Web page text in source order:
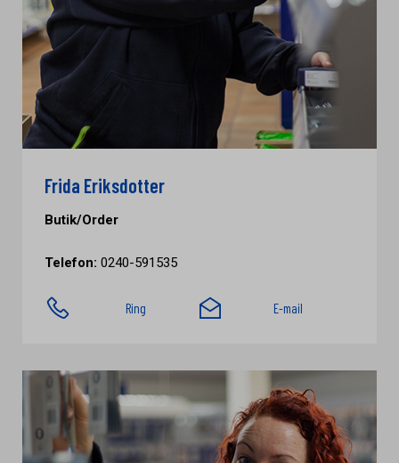
Frida Eriksdotter
Butik/Order
Telefon: 0240-591535
Ring E-mail